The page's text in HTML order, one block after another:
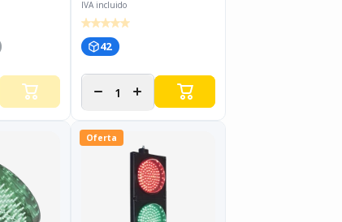
42
cantidad
Aumentar
cantidad
para
Oferta